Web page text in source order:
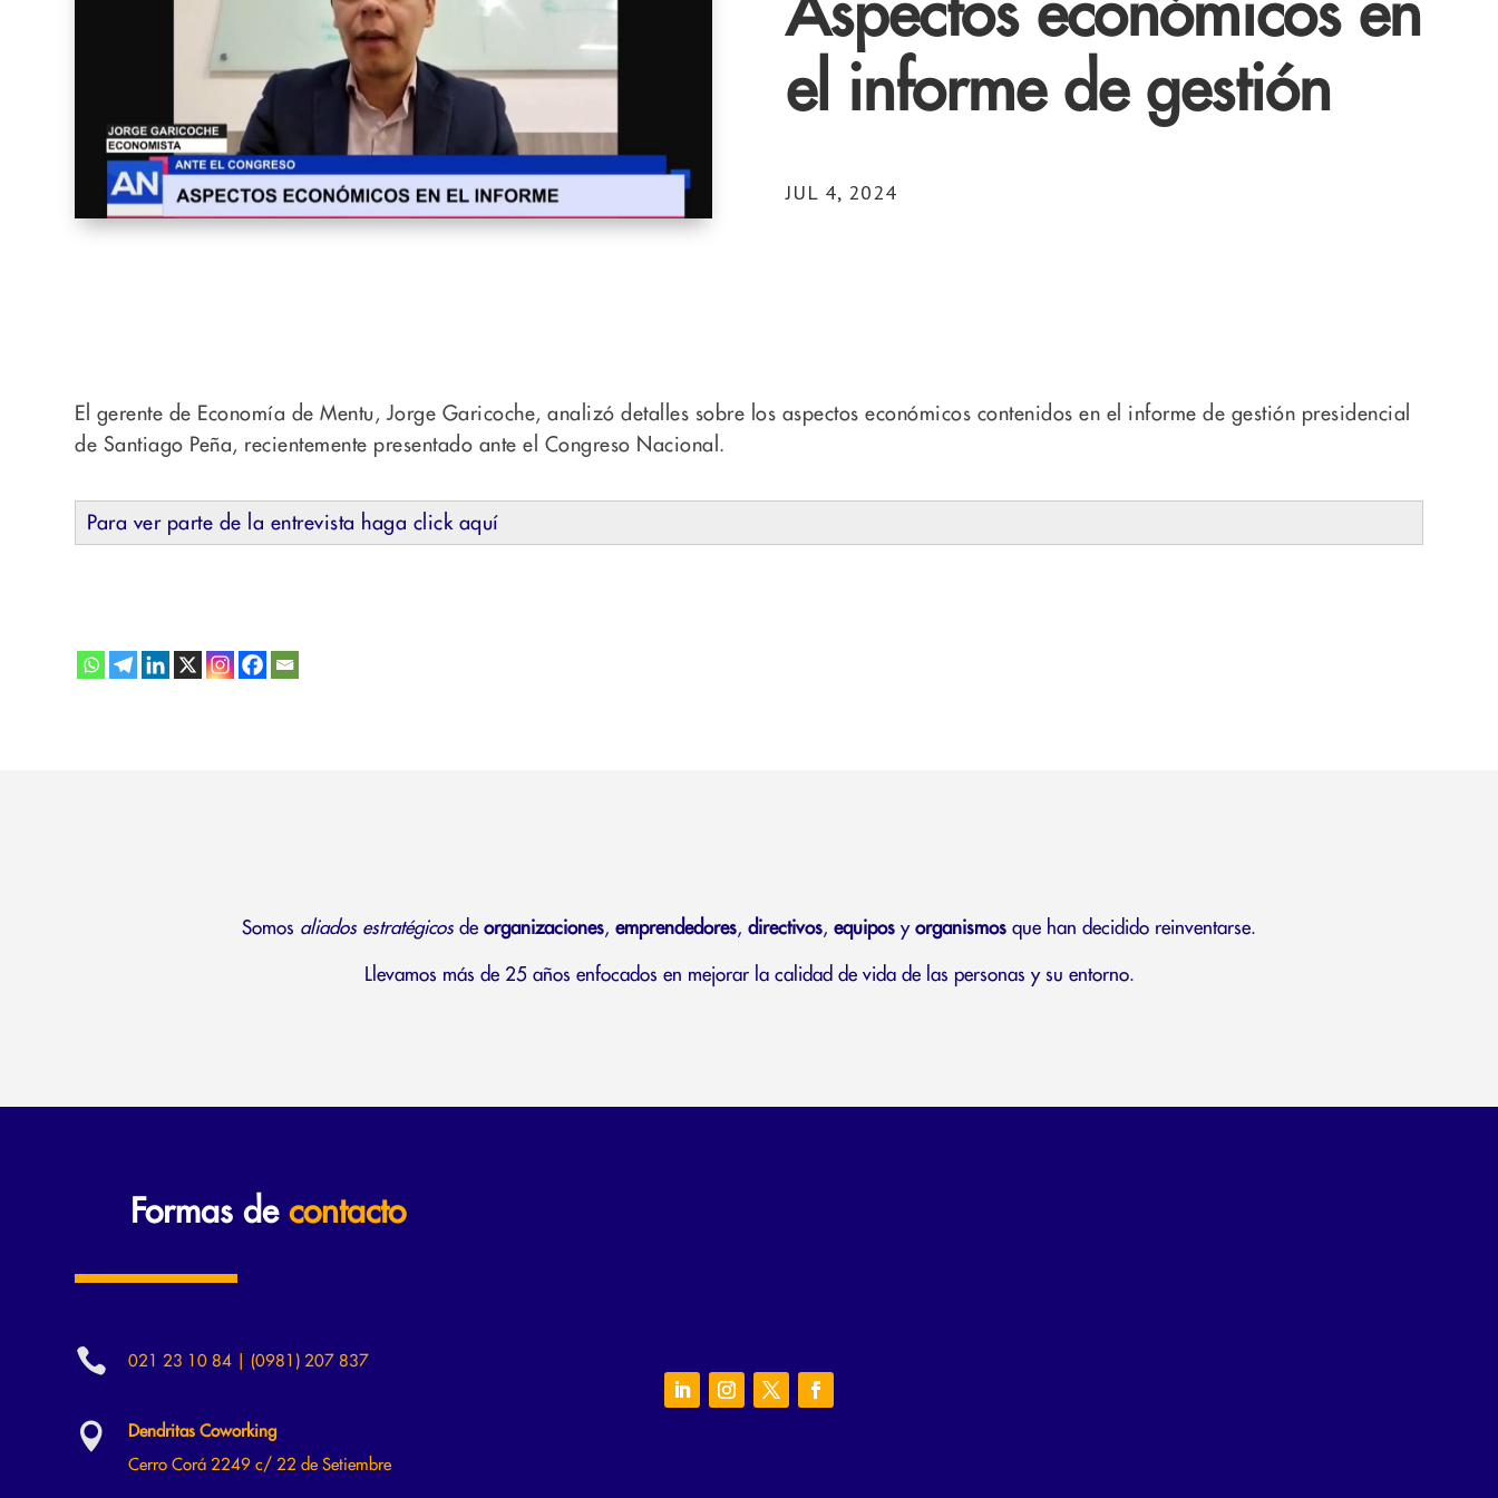
Aspectos económicos en
el informe de gestión
JUL 4, 2024
El gerente de Economía de Mentu, Jorge Garicoche, analizó detalles sobre los aspectos económicos contenidos en el informe de gestión presidencial
de Santiago Peña, recientemente presentado ante el Congreso Nacional.
Para ver parte de la entrevista haga click aquí
Somos aliados estratégicos de organizaciones, emprendedores, directivos, equipos y organismos que han decidido reinventarse.
Llevamos más de 25 años enfocados en mejorar la calidad de vida de las personas y su entorno.
Formas decontacto
 021 23 10 84 | (0981) 207 837

Dendritas Coworking
Cerro Corá 2249 c/ 22 de Setiembre